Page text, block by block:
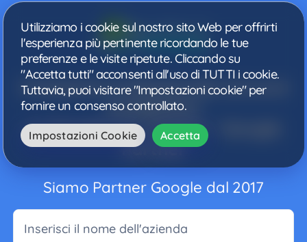
Salta
al
contenuto
Creazione professionale annunci
pubblicitari
su Google con Enfasi® – Google
Partner
Siamo Partner Google dal 2017
Utilizziamo i cookie sul nostro sito Web per offrirti
l'esperienza più pertinente ricordando le tue
preferenze e le visite ripetute. Cliccando su
"Accetta tutti" acconsenti all'uso di TUTTI i cookie.
Tuttavia, puoi visitare "Impostazioni cookie" per
fornire un consenso controllato.
Impostazioni Cookie Accetta